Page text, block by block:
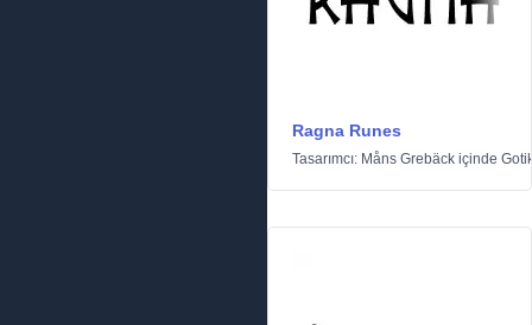
Ragna Runes
Tasarımcı: Måns Grebäck içinde